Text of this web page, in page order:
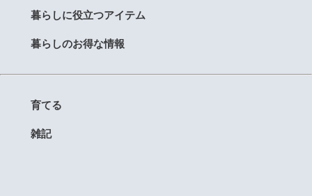
暮らしに役立つアイテム
暮らしのお得な情報
育てる
雑記